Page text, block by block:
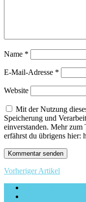
Name *
E-Mail-Adresse *
Website
Mit der Nutzung
Speicherung und
einverstanden. Mehr zum
erfährst du übrigens hier:
Vorheriger Artikel